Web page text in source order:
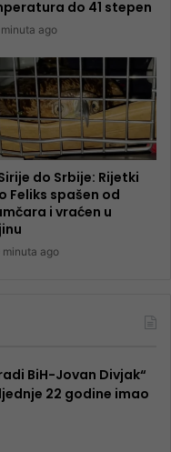
do 41 stepen
minuta ago
do Srbije: Rijetki
Feliks spašen od
i vraćen u
minuta ago
BiH-Jovan Divjak“
22 godine imao